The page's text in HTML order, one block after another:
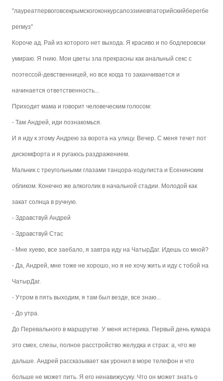
"лауреатпервоговсекрымскогоконкурсапоэзииевпаторийскийберегбе
регмуз"
Короче ад. Рай из которого нет выхода. Я красиво и по бодлеровски
умираю. Я гнию. Мои цветы зла прекрасны как анальный секс с
поэтессой-девственницей, но все когда то заканчивается и
начинается ответственность...
Приходит мама и говорит человеческим голосом:
- Там Андрей, иди познакомься.
И я иду к этому Андрею за ворота на улицу. Вечер. С меня течет пот
дискомфорта и я ругаюсь раздражением.
Мальчик с треугольными глазами танцора-ходулиста и Есенинским
обликом. Конечно же алкоголик в начальной стадии. Молодой как
закат солнца в ручную.
- Здравствуй Андрей
- Здравствуй Стас
- Мне хуево, все заебало, я завтра иду на ЧатырДаг. Идешь со мной?
- Да, Андрей, мне тоже не хорошо, но я не хочу жить и иду с тобой на
ЧатырДаг.
- Утром в пять выходим, я там был везде, все знаю...
- До утра.
До Перевального в маршрутке. У меня истерика. Первый день кумара
это смех, слезы, полное расстройство желудка и страх: а, что же
дальше. Андрей рассказывает как уронил в море телефон и что
больше не может пить. Я его ненавижусуку. Что он может знать о